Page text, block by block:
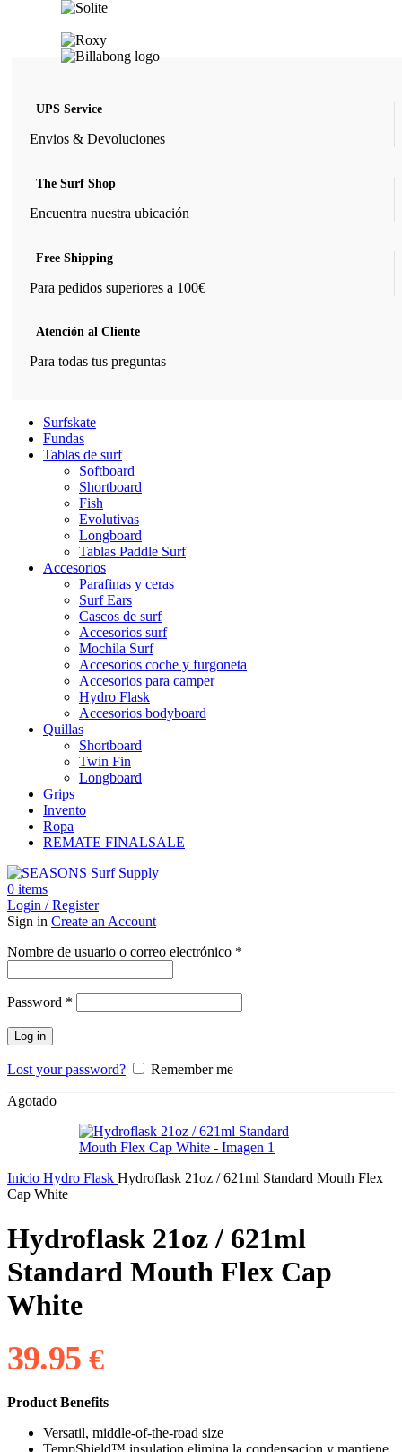
UPS Service
Envios & Devoluciones
The Surf Shop
Encuentra nuestra ubicación
Free Shipping
Para pedidos superiores a 100€
Atención al Cliente
Para todas tus preguntas
Surfskate
Fundas
Tablas de surf
Softboard
Shortboard
Fish
Evolutivas
Longboard
Tablas Paddle Surf
Accesorios
Parafinas y ceras
Surf Ears
Cascos de surf
Accesorios surf
Mochila Surf
Accesorios coche y furgoneta
Accesorios para camper
Hydro Flask
Accesorios bodyboard
Quillas
Shortboard
Twin Fin
Longboard
Grips
Invento
Ropa
REMATE FINALSALE
0 items
Login / Register
Sign in Create an Account
Nombre de usuario o correo electrónico *
Password *
Log in
Lost your password? Remember me
Agotado
Inicio Hydro Flask Hydroflask 21oz / 621ml Standard Mouth Flex
Cap White
Hydroflask 21oz / 621ml
Standard Mouth Flex Cap
White
39.95€
Product Benefits
Versatil, middle-of-the-road size